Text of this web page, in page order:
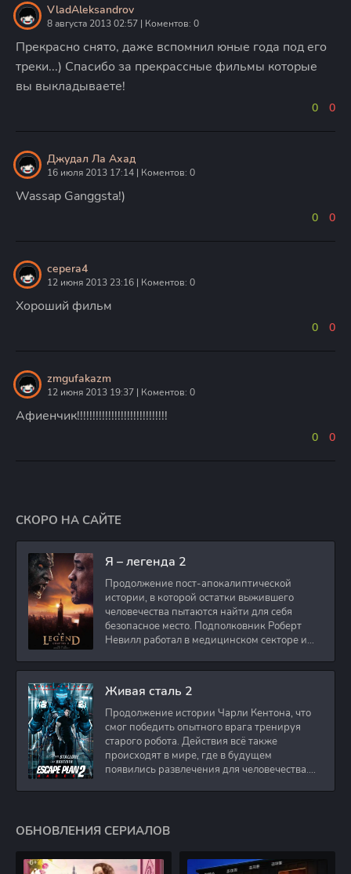
VladAleksandrov
8 августа 2013 02:57 | Коментов: 0
Прекрасно снято, даже вспомнил юные года под его
треки...) Спасибо за прекрассные фильмы которые
вы выкладываете!
0 0
Джудал Ла Ахад
16 июля 2013 17:14 | Коментов: 0
Wassap Ganggsta!)
0 0
cepera4
12 июня 2013 23:16 | Коментов: 0
Хороший фильм
0 0
zmgufakazm
12 июня 2013 19:37 | Коментов: 0
Афиенчик!!!!!!!!!!!!!!!!!!!!!!!!!!!!!
0 0
СКОРО НА САЙТЕ
Я – легенда 2
Продолжение пост-апокалиптической
истории, в которой остатки выжившего
человечества пытаются найти для себя
безопасное место. Подполковник Роберт
Невилл работал в медицинском секторе и
Живая сталь 2
Продолжение истории Чарли Кентона, что
смог победить опытного врага тренируя
старого робота. Действия всё также
происходят в мире, где в будущем
появились развлечения для человечества.
ОБНОВЛЕНИЯ СЕРИАЛОВ